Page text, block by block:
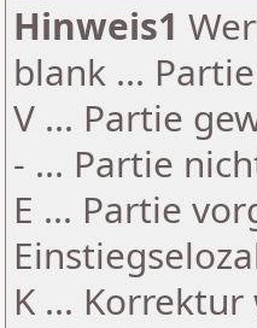
Hinweis1
blank ...
V ... Partie
- ... Partie
E ... Partie
K ...